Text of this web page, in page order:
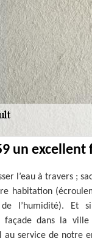
un excellent
l’eau à travers ;
habitation
l’humidité). Et
façade dans la
service de notre